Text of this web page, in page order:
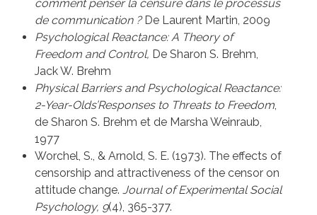
comment penser la censure dans le processus
de communication ?De Laurent Martin, 2009
Psychological Reactance: A Theory of
Freedom and Control, De Sharon S. Brehm,
Jack W. Brehm
Physical Barriers and Psychological Reactance:
2-Year-Olds’Responses to Threats to Freedom,
de Sharon S. Brehm et de Marsha Weinraub,
1977
Worchel, S., & Arnold, S. E. (1973). The effects of
censorship and attractiveness of the censor on
attitude change. Journal of Experimental Social
Psychology, 9(4), 365-377.